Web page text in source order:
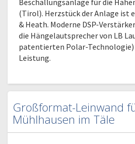
Beschallungsanlage für die
(Tirol). Herzstück der Anlage ist
& Heath. Moderne DSP-
die Hängelautsprecher von LB
patentierten Polar-
Leistung.
Großformat-Leinwand
Mühlhausen im Täle